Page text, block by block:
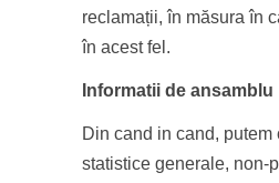
reclamații, în măsura în
în acest fel.
Informatii de ansamblu
Din cand in cand, putem
statistice generale, non-